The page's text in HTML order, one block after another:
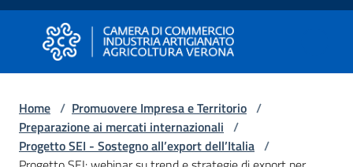
Vai al contenuto
Vai alla navigazione
Vai al footer
Camera di Commercio di Verona
Camera di Commercio di Verona
Avviare
Impresa
Home / Promuovere Impresa e Territorio /
Preparazione ai mercati internazionali /
Progetto SEI - Sostegno all’export dell’Italia /